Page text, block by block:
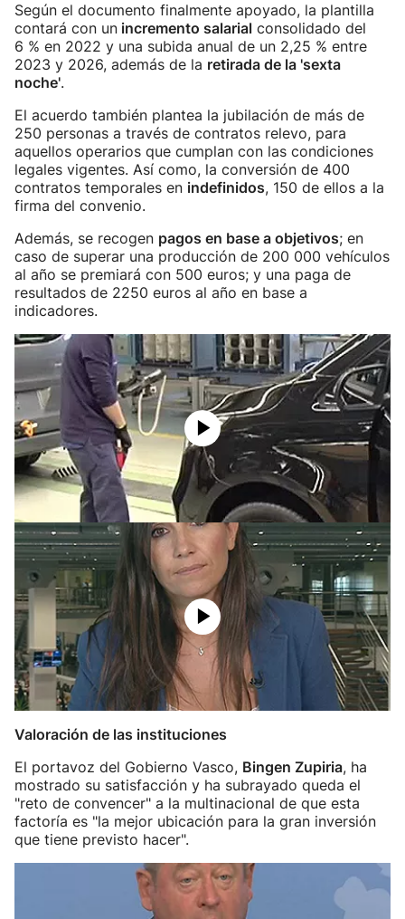
Según el documento finalmente apoyado, la plantilla
contará con un incremento salarial consolidado del
6 % en 2022 y una subida anual de un 2,25 % entre
2023 y 2026, además de la retirada de la 'sexta
noche'.
El acuerdo también plantea la jubilación de más de
250 personas a través de contratos relevo, para
aquellos operarios que cumplan con las condiciones
legales vigentes. Así como, la conversión de 400
contratos temporales en indefinidos, 150 de ellos a la
firma del convenio.
Además, se recogen pagos en base a objetivos; en
caso de superar una producción de 200 000 vehículos
al año se premiará con 500 euros; y una paga de
resultados de 2250 euros al año en base a
indicadores.
Valoración de las instituciones
El portavoz del Gobierno Vasco, Bingen Zupiria, ha
mostrado su satisfacción y ha subrayado queda el
"reto de convencer" a la multinacional de que esta
factoría es "la mejor ubicación para la gran inversión
que tiene previsto hacer".